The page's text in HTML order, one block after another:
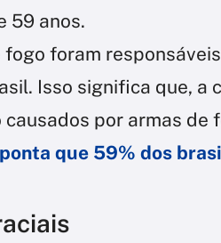
59 anos​.
foram
Isso significa que, a
por armas de
que 59% dos